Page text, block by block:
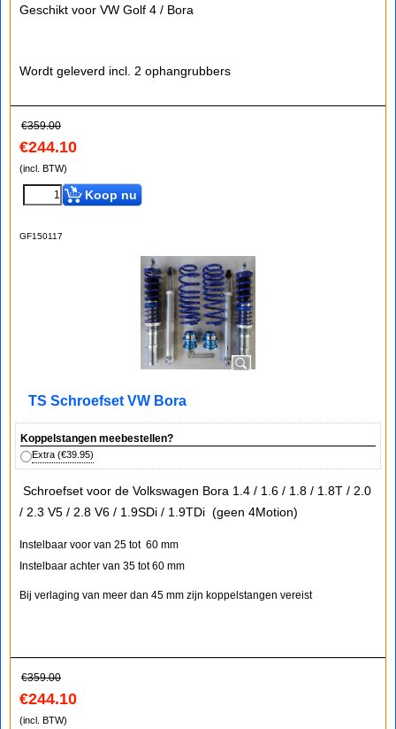
Geschikt voor VW Golf 4 / Bora
Wordt geleverd incl. 2 ophangrubbers
€359.00
€244.10
(incl. BTW)
Koop nu
GF150117
TS Schroefset VW Bora
Koppelstangen meebestellen?
Extra (€39.95)
Schroefset voor de Volkswagen Bora 1.4 / 1.6 / 1.8 / 1.8T / 2.0
/ 2.3 V5 / 2.8 V6 / 1.9SDi / 1.9TDi (geen 4Motion)
Instelbaar voor van 25 tot 60 mm
Instelbaar achter van 35 tot 60 mm
Bij verlaging van meer dan 45 mm zijn koppelstangen vereist
€359.00
€244.10
(incl. BTW)